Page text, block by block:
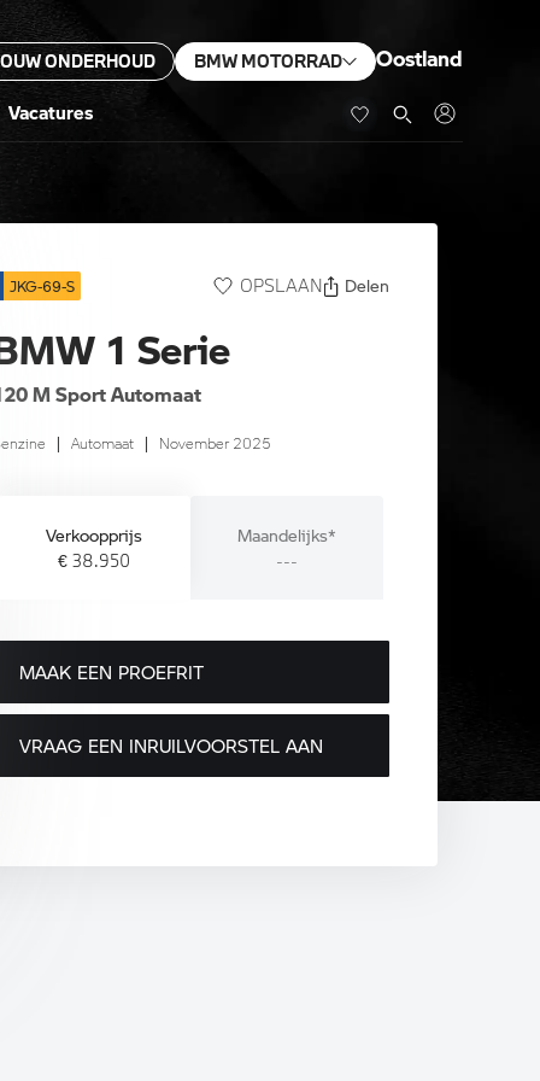
ONDERHOUD BMW MOTORRAD Oostland
Vacatures
JKG-69-S OPSLAAN Delen
1 Serie
M Sport Automaat
| Automaat | November 2025
Verkoopprijs
€ 38.950
Maandelijks*
---
MAAK EEN PROEFRIT
VRAAG EEN INRUILVOORSTEL AAN